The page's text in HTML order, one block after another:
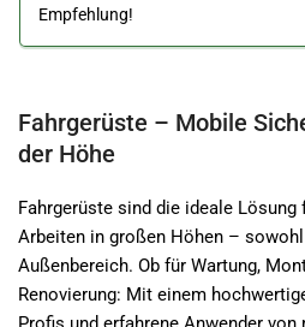
Empfehlung!
Fahrgerüste – Mobile
der Höhe
Fahrgerüste sind die ideale
Arbeiten in großen Höhen –
Außenbereich. Ob für Wartung,
Renovierung: Mit einem